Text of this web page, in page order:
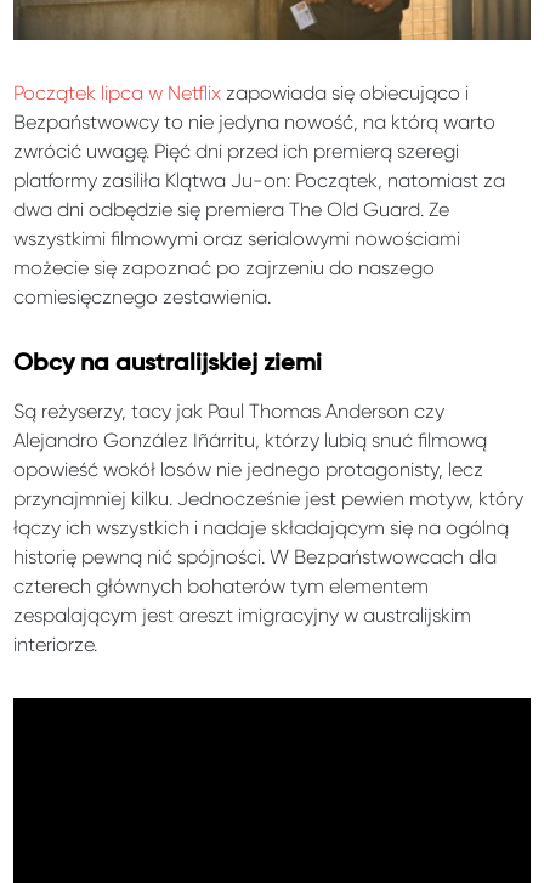
Początek lipca w Netflix zapowiada się obiecująco i
Bezpaństwowcy to nie jedyna nowość, na którą warto
zwrócić uwagę. Pięć dni przed ich premierą szeregi
platformy zasiliła Klątwa Ju-on: Początek, natomiast za
dwa dni odbędzie się premiera The Old Guard. Ze
wszystkimi filmowymi oraz serialowymi nowościami
możecie się zapoznać po zajrzeniu do naszego
comiesięcznego zestawienia.
Obcy na australijskiej ziemi
Są reżyserzy, tacy jak Paul Thomas Anderson czy
Alejandro González Iñárritu, którzy lubią snuć filmową
opowieść wokół losów nie jednego protagonisty, lecz
przynajmniej kilku. Jednocześnie jest pewien motyw, który
łączy ich wszystkich i nadaje składającym się na ogólną
historię pewną nić spójności. W Bezpaństwowcach dla
czterech głównych bohaterów tym elementem
zespalającym jest areszt imigracyjny w australijskim
interiorze.